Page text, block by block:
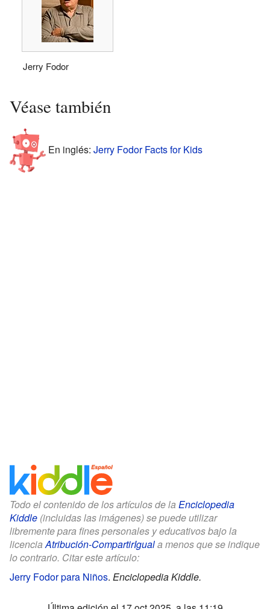
Jerry Fodor
Véase también
En inglés: Jerry Fodor Facts for Kids
Todo el contenido de los artículos de la Enciclopedia
Kiddle (incluidas las imágenes) se puede utilizar
libremente para fines personales y educativos bajo la
licenciaAtribución-CompartirIguala menos que se indique
lo contrario. Citar este artículo:
Jerry Fodor para Niños. Enciclopedia Kiddle.